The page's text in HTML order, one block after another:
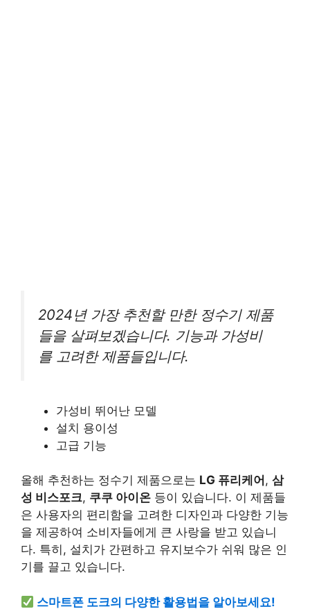
2024년 가장 추천할 만한 정수기 제품
들을 살펴보겠습니다. 기능과 가성비
를 고려한 제품들입니다.
가성비 뛰어난 모델
설치 용이성
고급 기능
올해 추천하는 정수기 제품으로는 LG 퓨리케어 , 삼
성 비스포크, 쿠쿠 아이온 등이 있습니다. 이 제품들
은 사용자의 편리함을 고려한 디자인과 다양한 기능
을 제공하여 소비자들에게 큰 사랑을 받고 있습니
다. 특히, 설치가 간편하고 유지보수가 쉬워 많은 인
기를 끌고 있습니다.
스마트폰 도크의 다양한 활용법을 알아보세요!